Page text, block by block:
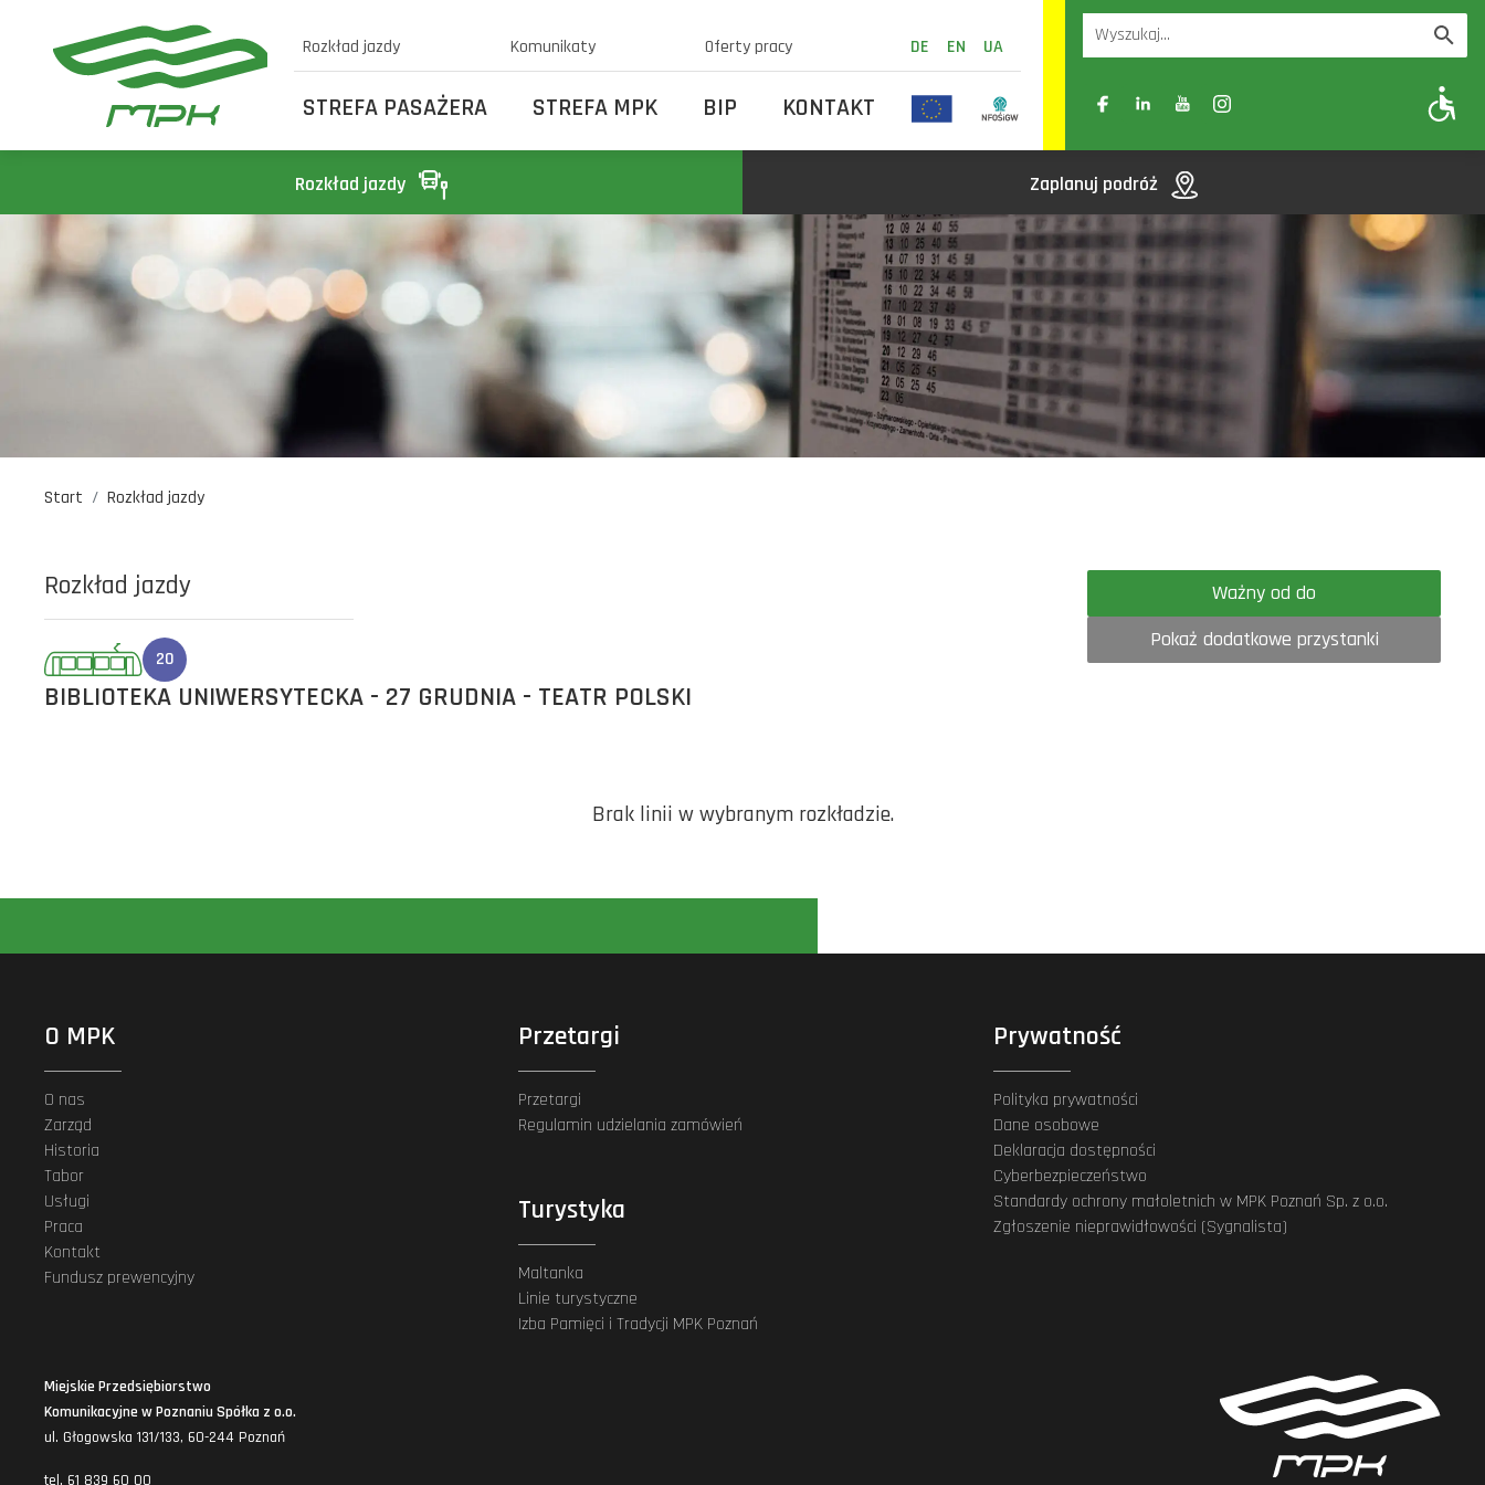
Rozkład jazdy Komunikaty Oferty pracy DE EN UA
STREFA PASAŻERA STREFA MPK BIP KONTAKT A- A A+
Rozkład jazdy Zaplanuj podróż
Start Rozkład jazdy
Rozkład jazdy
20
BIBLIOTEKA UNIWERSYTECKA - 27 GRUDNIA - TEATR POLSKI
Ważny od do
Pokaż dodatkowe przystanki
Brak linii w wybranym rozkładzie.
O MPK
O nas
Zarząd
Historia
Tabor
Usługi
Praca
Kontakt
Fundusz prewencyjny
Przetargi
Przetargi
Regulamin udzielania zamówień
Turystyka
Maltanka
Linie turystyczne
Izba Pamięci i Tradycji MPK Poznań
Prywatność
Polityka prywatności
Dane osobowe
Deklaracja dostępności
Cyberbezpieczeństwo
Standardy ochrony małoletnich w MPK Poznań Sp. z o.o.
Zgłoszenie nieprawidłowości (Sygnalista)
Miejskie Przedsiębiorstwo
Komunikacyjne w Poznaniu Spółka z o.o.
ul. Głogowska 131/133, 60-244 Poznań
tel. 61 839 60 00